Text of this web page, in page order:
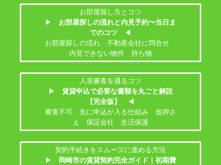
お部屋探し方とコツ
▶
お部屋探しの流れと内見予約〜当日ま
でのコツ
◀
お部屋探しの流れ 不動産会社に問合せ
内見できない物件 持ち物
入居審査を通るコツ
▶
賃貸申込で必要な書類を丸ごと解説
【完全版】
◀
審査不可 先に申込が入る仕組み 仮押さ
え 保証会社 生活保護
契約手続きをスムーズに進める方法
▶
岡崎市の賃貸契約完全ガイド｜初期費